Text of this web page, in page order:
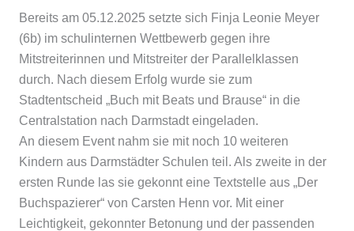
Bereits am 05.12.2025 setzte sich Finja Leonie Meyer
(6b) im schulinternen Wettbewerb gegen ihre
Mitstreiterinnen und Mitstreiter der Parallelklassen
durch. Nach diesem Erfolg wurde sie zum
Stadtentscheid „Buch mit Beats und Brause“ in die
Centralstation nach Darmstadt eingeladen.
An diesem Event nahm sie mit noch 10 weiteren
Kindern aus Darmstädter Schulen teil. Als zweite in der
ersten Runde las sie gekonnt eine Textstelle aus „Der
Buchspazierer“ von Carsten Henn vor. Mit einer
Leichtigkeit, gekonnter Betonung und der passenden